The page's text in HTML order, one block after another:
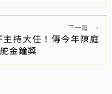
下一篇 →
持大任！傳今年陳庭
金鐘獎